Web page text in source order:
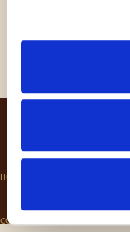
ΠΟΛΙΤΙΚΗ ΑΠΟΡΡΗΤΟΥ
COLD SIN ©2026